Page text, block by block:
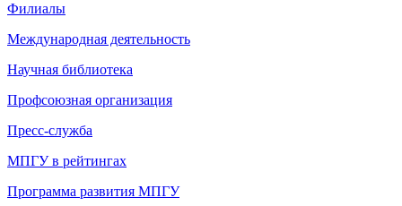
Филиалы
Международная деятельность
Научная библиотека
Профсоюзная организация
Пресс-служба
МПГУ в рейтингах
Программа развития МПГУ